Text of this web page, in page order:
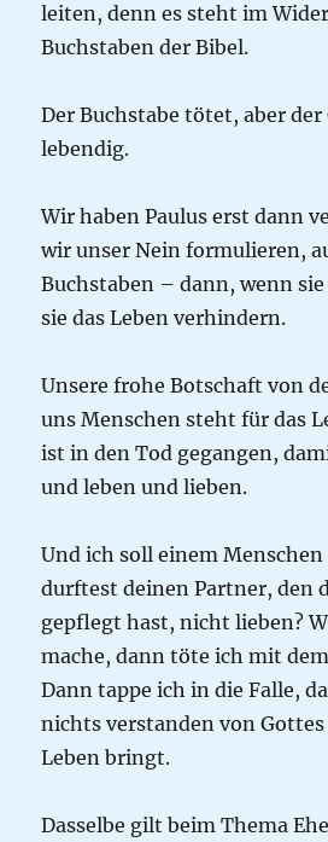
leiten, denn es steht im
Buchstaben der Bibel.
Der Buchstabe tötet, aber
lebendig.
Wir haben Paulus erst dann
wir unser Nein formulieren,
Buchstaben – dann, wenn
sie das Leben verhindern.
Unsere frohe Botschaft von
uns Menschen steht für das
ist in den Tod gegangen,
und leben und lieben.
Und ich soll einem Menschen
durftest deinen Partner, den
gepflegt hast, nicht lieben?
mache, dann töte ich mit
Dann tappe ich in die Falle,
nichts verstanden von Gottes
Leben bringt.
Dasselbe gilt beim Thema